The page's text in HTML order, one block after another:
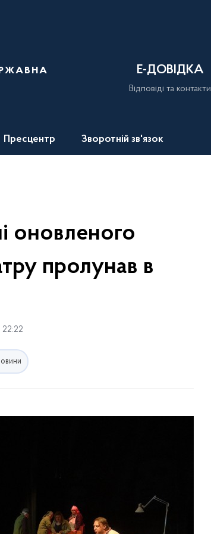
Е-ДОВІДКА
Відповіді та контакти
Пресцентр Зворотній зв'язок
оновленого
пролунав в
22:22